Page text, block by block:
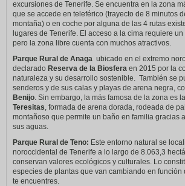
excursiones de Tenerife. Se encuentra en la zona
que se accede en teleférico (trayecto de 8 minutos
montaña) o en coche por alguna de las 4 rutas
lugares de Tenerife. El acceso a la cima requiere un
pero la zona libre cuenta con muchos atractivos.
Parque Rural de Anaga ubicado en el extremo
declarado Reserva de la Biosfera en 2015 por la
naturaleza y su desarrollo sostenible. También se
senderos y de sus calas y playas de arena negra,
Benijo . Sin embargo, la más famosa de la zona es la
Teresitas , formada de arena dorada, rodeada de
montañoso que permite un baño en familia gracias
sus aguas.
Parque Rural de Teno: Este entorno natural se
noroccidental de Tenerife a lo largo de 8.063,3
conservan valores ecológicos y culturales. Lo
especies de plantas que van cambiando en función
te encuentres.